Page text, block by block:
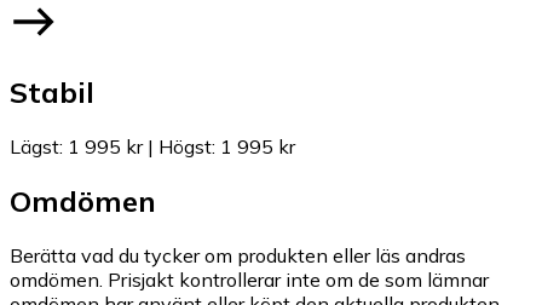
Stabil
Lägst: 1 995 kr| Högst: 1 995 kr
Omdömen
Berätta vad du tycker om produkten eller läs andras
omdömen. Prisjakt kontrollerar inte om de som lämnar